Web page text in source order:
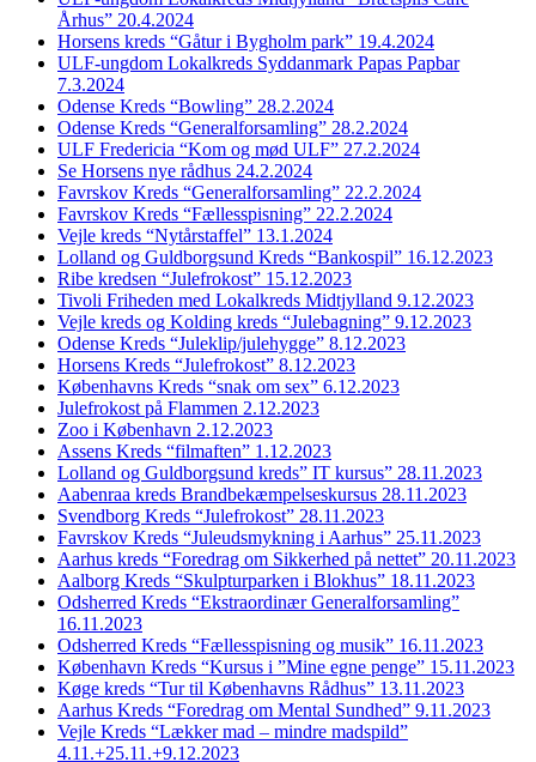
Århus” 20.4.2024
Horsens kreds “Gåtur i Bygholm park” 19.4.2024
ULF-ungdom Lokalkreds Syddanmark Papas Papbar
7.3.2024
Odense Kreds “Bowling” 28.2.2024
Odense Kreds “Generalforsamling” 28.2.2024
ULF Fredericia “Kom og mød ULF” 27.2.2024
Se Horsens nye rådhus 24.2.2024
Favrskov Kreds “Generalforsamling” 22.2.2024
Favrskov Kreds “Fællesspisning” 22.2.2024
Vejle kreds “Nytårstaffel” 13.1.2024
Lolland og Guldborgsund Kreds “Bankospil” 16.12.2023
Ribe kredsen “Julefrokost” 15.12.2023
Tivoli Friheden med Lokalkreds Midtjylland 9.12.2023
Vejle kreds og Kolding kreds “Julebagning” 9.12.2023
Odense Kreds “Juleklip/julehygge” 8.12.2023
Horsens Kreds “Julefrokost” 8.12.2023
Københavns Kreds “snak om sex” 6.12.2023
Julefrokost på Flammen 2.12.2023
Zoo i København 2.12.2023
Assens Kreds “filmaften” 1.12.2023
Lolland og Guldborgsund kreds” IT kursus” 28.11.2023
Aabenraa kreds Brandbekæmpelseskursus 28.11.2023
Svendborg Kreds “Julefrokost” 28.11.2023
Favrskov Kreds “Juleudsmykning i Aarhus” 25.11.2023
Aarhus kreds “Foredrag om Sikkerhed på nettet” 20.11.2023
Aalborg Kreds “Skulpturparken i Blokhus” 18.11.2023
Odsherred Kreds “Ekstraordinær Generalforsamling”
16.11.2023
Odsherred Kreds “Fællesspisning og musik” 16.11.2023
København Kreds “Kursus i ”Mine egne penge” 15.11.2023
Køge kreds “Tur til Københavns Rådhus” 13.11.2023
Aarhus Kreds “Foredrag om Mental Sundhed” 9.11.2023
Vejle Kreds “Lækker mad – mindre madspild”
4.11.+25.11.+9.12.2023